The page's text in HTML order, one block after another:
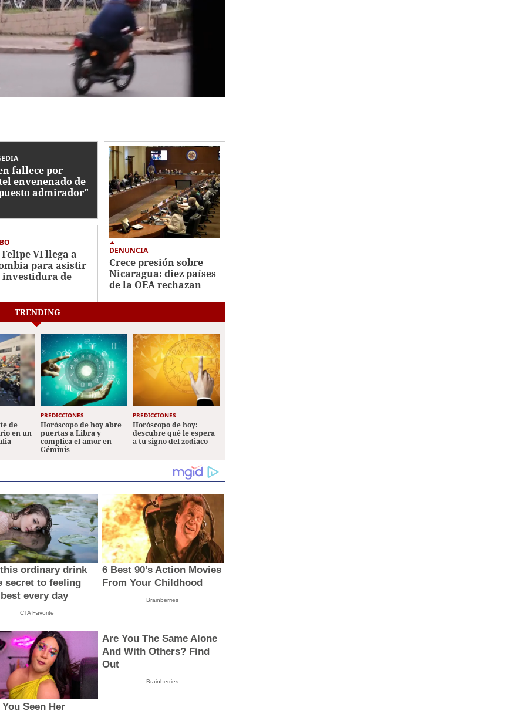
fallece por
envenenado de
admirador"
Paulo, Brasil
Felipe VI llega a
para asistir
investidura de
de la
DENUNCIA
Crece presión sobre
Nicaragua: diez países
de la OEA rechazan
medidas electorales
TRENDING
de
en un
PREDICCIONES
Horóscopo de hoy abre
puertas a Libra y
complica el amor en
Géminis
PREDICCIONES
Horóscopo de hoy:
descubre qué le espera
a tu signo del zodiaco
ordinary drink
secret to feeling
every day
CTA Favorite
6 Best 90’s Action Movies
From Your Childhood
Brainberries
You Seen Her
Are You The Same Alone
And With Others? Find
Out
Brainberries